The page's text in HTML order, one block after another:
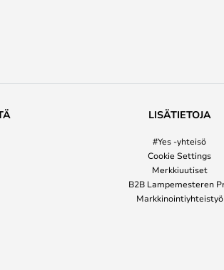
LISÄTIETOJA
#Yes -yhteisö
Cookie Settings
Merkkiuutiset
B2B Lampemesteren
Markkinointiyhteistyö